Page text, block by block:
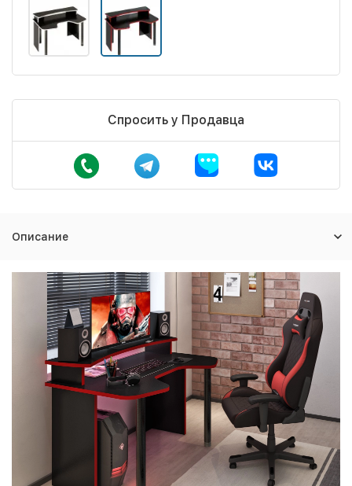
Спросить у Продавца
Описание